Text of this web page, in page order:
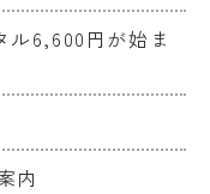
ル6,600円が始ま
内